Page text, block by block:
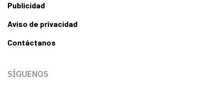
Publicidad
Aviso de privacidad
Contáctanos
SÍGUENOS